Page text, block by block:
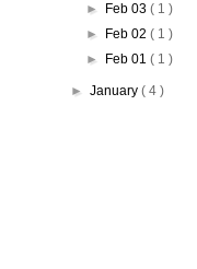
►
Feb 03( 1 )
►
Feb 02( 1 )
►
Feb 01( 1 )
► January ( 4 )